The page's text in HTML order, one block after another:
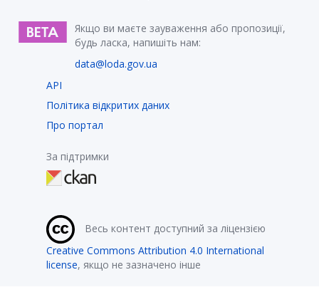
Якщо ви маєте зауваження або пропозиції,
будь ласка, напишіть нам:
data@loda.gov.ua
API
Політика відкритих даних
Про портал
За підтримки
Весь контент доступний за ліцензією
Creative Commons Attribution 4.0 International
license, якщо не зазначено інше